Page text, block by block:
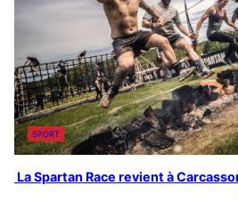
SPORT
La Spartan Race revient à